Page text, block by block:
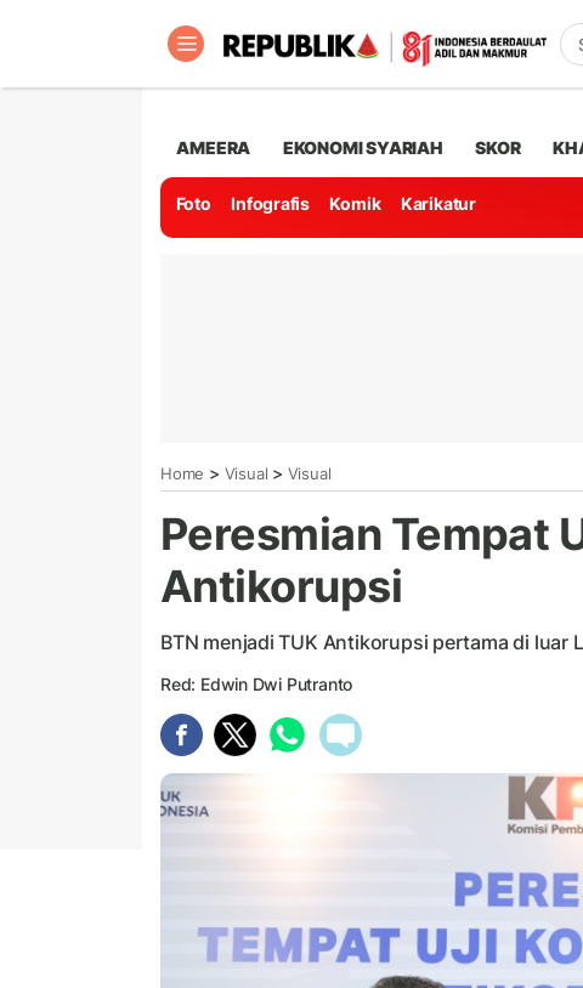
AMEERA EKONOMI SYARIAH SKOR
Foto Infografis Komik Karikatur
Home > Visual > Visual
Peresmian Tempat
Antikorupsi
BTN menjadi TUK Antikorupsi pertama di luar
Red: Edwin Dwi Putranto